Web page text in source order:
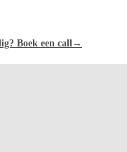
Boek een call →